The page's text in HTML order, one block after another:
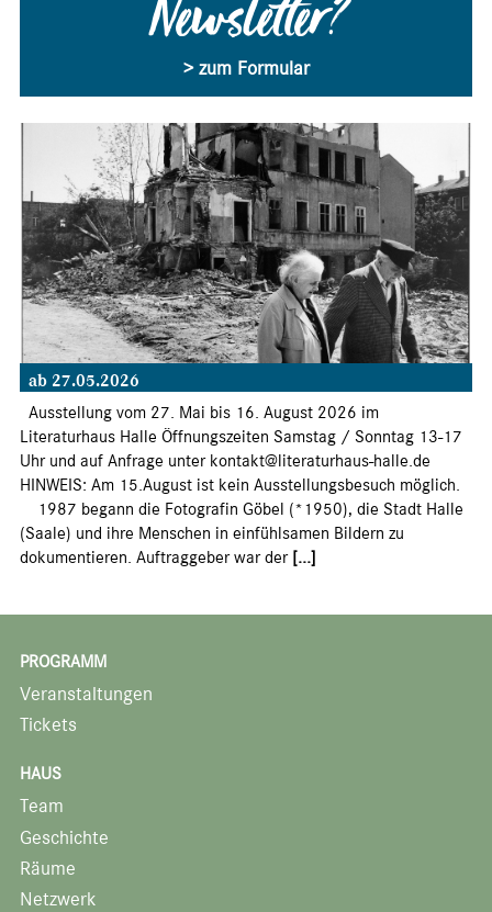
Newsletter?
> zum Formular
ab 27.05.2026
Ausstellung vom 27. Mai bis 16. August 2026 im
Literaturhaus Halle Öffnungszeiten Samstag / Sonntag 13-17
Uhr und auf Anfrage unter kontakt@literaturhaus-halle.de
HINWEIS: Am 15.August ist kein Ausstellungsbesuch möglich.
1987 begann die Fotografin Göbel (*1950), die Stadt Halle
(Saale) und ihre Menschen in einfühlsamen Bildern zu
dokumentieren. Auftraggeber war der [...]
PROGRAMM
Veranstaltungen
Tickets
HAUS
Team
Geschichte
Räume
Netzwerk